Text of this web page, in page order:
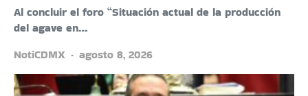
Al concluir el foro “Situación actual de la producción
del agave en…
NotiCDMX
agosto 8, 2026